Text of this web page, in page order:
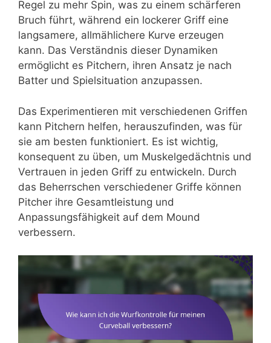
Regel zu mehr Spin, was zu einem schärferen
Bruch führt, während ein lockerer Griff eine
langsamere, allmählichere Kurve erzeugen
kann. Das Verständnis dieser Dynamiken
ermöglicht es Pitchern, ihren Ansatz je nach
Batter und Spielsituation anzupassen.
Das Experimentieren mit verschiedenen Griffen
kann Pitchern helfen, herauszufinden, was für
sie am besten funktioniert. Es ist wichtig,
konsequent zu üben, um Muskelgedächtnis und
Vertrauen in jeden Griff zu entwickeln. Durch
das Beherrschen verschiedener Griffe können
Pitcher ihre Gesamtleistung und
Anpassungsfähigkeit auf dem Mound
verbessern.